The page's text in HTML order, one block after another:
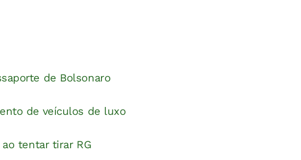
de Bolsonaro
de veículos de luxo
tentar tirar RG